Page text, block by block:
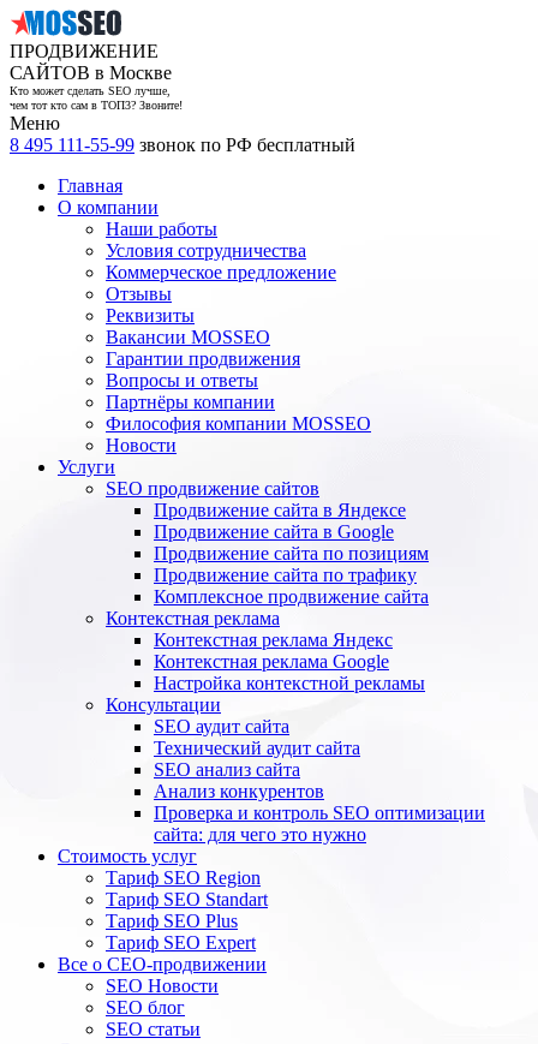
ПРОДВИЖЕНИЕ
САЙТОВ в Москве
Кто может сделать SEO лучше,
чем тот кто сам в ТОП3? Звоните!
Меню
8 495 111-55-99 звонок по РФ бесплатный
Главная
О компании
Наши работы
Условия сотрудничества
Коммерческое предложение
Отзывы
Реквизиты
Вакансии MOSSEO
Гарантии продвижения
Вопросы и ответы
Партнёры компании
Философия компании MOSSEO
Новости
Услуги
SEO продвижение сайтов
Продвижение сайта в Яндексе
Продвижение сайта в Google
Продвижение сайта по позициям
Продвижение сайта по трафику
Комплексное продвижение сайта
Контекстная реклама
Контекстная реклама Яндекс
Контекстная реклама Google
Настройка контекстной рекламы
Консультации
SEO аудит сайта
Технический аудит сайта
SEO анализ сайта
Анализ конкурентов
Проверка и контроль SEO оптимизации
сайта: для чего это нужно
Стоимость услуг
Тариф SEO Region
Тариф SEO Standart
Тариф SEO Plus
Тариф SEO Expert
Все о СЕО-продвижении
SEO Новости
SEO блог
SEO статьи